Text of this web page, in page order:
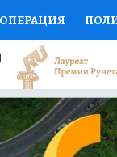
СПОРТ
НА СПОРТ